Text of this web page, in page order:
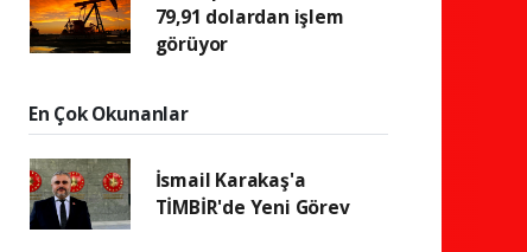
79,91 dolardan işlem
görüyor
En Çok Okunanlar
İsmail Karakaş'a
TİMBİR'de Yeni Görev